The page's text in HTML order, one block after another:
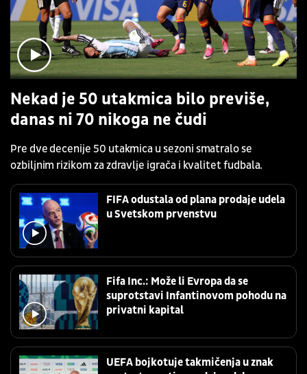
Nekad je 50 utakmica bilo previše,
danas ni 70 nikoga ne čudi
Pre dve decenije 50 utakmica u sezoni smatralo se
ozbiljnim rizikom za zdravlje igrača i kvalitet fudbala.
FIFA odustala od plana prodaje udela
u Svetskom prvenstvu
Fifa Inc.: Može li Evropa da se
suprotstavi Infantinovom pohodu na
privatni kapital
UEFA bojkotuje takmičenja u znak